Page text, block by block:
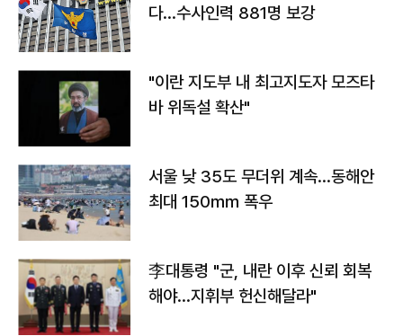
다…수사인력 881명 보강
"이란 지도부 내 최고지도자 모즈타
바 위독설 확산"
서울 낮 35도 무더위 계속…동해안
최대 150㎜ 폭우
李대통령 "군, 내란 이후 신뢰 회복
해야…지휘부 헌신해달라"